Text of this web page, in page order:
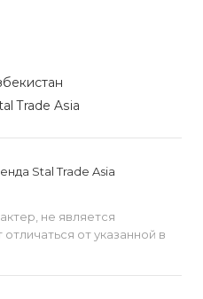
Trade Asia
Stal Trade Asia
не является
от указанной в